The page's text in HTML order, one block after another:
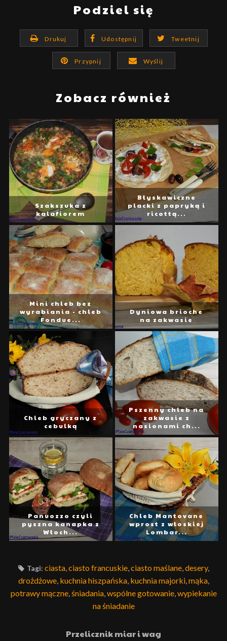
Podziel się
Drukuj Udostępnij Tweetnij
Przypnij Wyślij
Zobacz również
Szakszuka z
kalafiorem
Błyskawiczne
placki z papryką i
ricottą...
Mini chleb bez
wyrabiania - chleb
Fondue...
Dyniowa brioche
na zakwasie
Chleb gryczany z
cebulką
Pszenny chleb na
zakwasie z
nasionami ch...
Panuozzo czyli
pyszna kanapka z
Włoch...
Chleb Mantovane
wprost z włoskiej
Lombar...
Tagi: ciasta,ciasto francuskie,ciasto maślane,desery,
drożdżowe, kuchnia hiszpańska, kuchnia majorki,mąka,
potrawy mączne,śniadania,wspólne gotowanie,wypiekanie
na śniadanie
Przelicznik miar i wag